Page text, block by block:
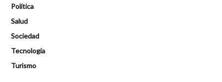
Política
Salud
Sociedad
Tecnología
Turismo